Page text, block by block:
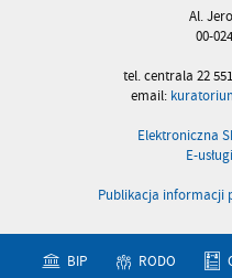
Al.
00-
tel. centrala 22
email:
Elektroniczna
E-
Publikacja informacji
BIP RODO